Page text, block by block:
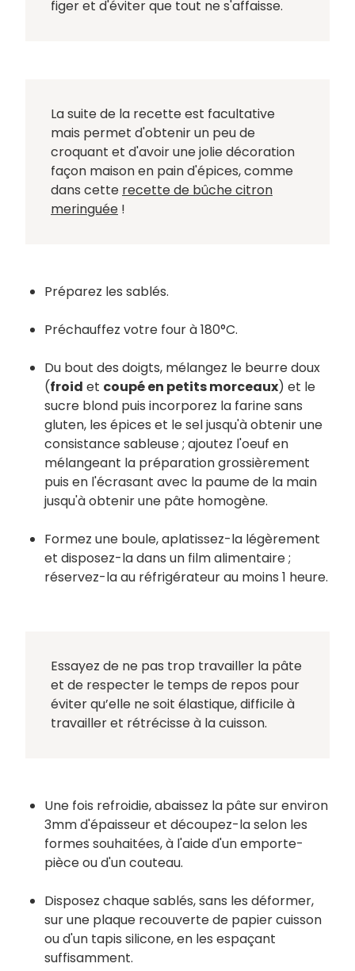
figer et d'éviter que tout ne s'affaisse.
La suite de la recette est facultative
mais permet d'obtenir un peu de
croquant et d'avoir une jolie décoration
façon maison en pain d'épices, comme
dans cette recette de bûche citron
meringuée !
Préparez les sablés.
Préchauffez votre four à 180°C.
Du bout des doigts, mélangez le beurre doux
(froid et coupé en petits morceaux) et le
sucre blond puis incorporez la farine sans
gluten, les épices et le sel jusqu'à obtenir une
consistance sableuse ; ajoutez l'oeuf en
mélangeant la préparation grossièrement
puis en l'écrasant avec la paume de la main
jusqu'à obtenir une pâte homogène.
Formez une boule, aplatissez-la légèrement
et disposez-la dans un film alimentaire ;
réservez-la au réfrigérateur au moins 1 heure.
Essayez de ne pas trop travailler la pâte
et de respecter le temps de repos pour
éviter qu’elle ne soit élastique, difficile à
travailler et rétrécisse à la cuisson.
Une fois refroidie, abaissez la pâte sur environ
3mm d'épaisseur et découpez-la selon les
formes souhaitées, à l'aide d'un emporte-
pièce ou d'un couteau.
Disposez chaque sablés, sans les déformer,
sur une plaque recouverte de papier cuisson
ou d'un tapis silicone, en les espaçant
suffisamment.